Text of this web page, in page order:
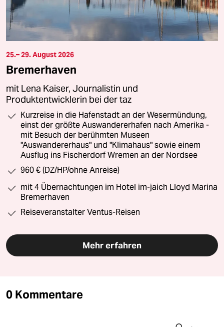
25.– 29. August 2026
Bremerhaven
mit Lena Kaiser, Journalistin und
Produktentwicklerin bei der taz
Kurzreise in die Hafenstadt an der Wesermündung,
einst der größte Auswandererhafen nach Amerika -
mit Besuch der berühmten Museen
"Auswandererhaus" und "Klimahaus" sowie einem
Ausflug ins Fischerdorf Wremen an der Nordsee
960 € (DZ/HP/ohne Anreise)
mit 4 Übernachtungen im Hotel im-jaich Lloyd Marina
Bremerhaven
Reiseveranstalter Ventus-Reisen
Mehr erfahren
0 Kommentare